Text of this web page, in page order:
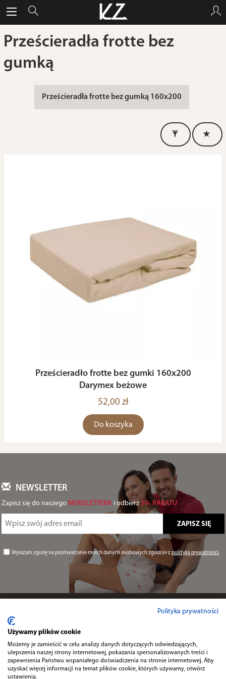
Prześcieradła frotte bez
gumką
Prześcieradła frotte bez gumką 160x200
Prześcieradło frotte bez gumki 160x200
Darymex beżowe
52,00 zł
Do koszyka
NEWSLETTER
Zapisz się do naszego NEWSLETTERA i odbierz 5% RABATU
Wyrażam zgodę na przetwarzanie moich danych osobowych zgodnie zpolityką prywatności.
Przydatne
Kontakt
Polityka prywatności
Używamy plików cookie
Możemy je zamieścić w celu analizy danych dotyczących odwiedzających,
ulepszenia naszej strony internetowej, pokazania spersonalizowanych treści i
zapewnienia Państwu wspaniałego doświadczenia na stronie internetowej. Aby
uzyskać więcej informacji na temat plików cookie, których używamy, otwórz
ustawienia.